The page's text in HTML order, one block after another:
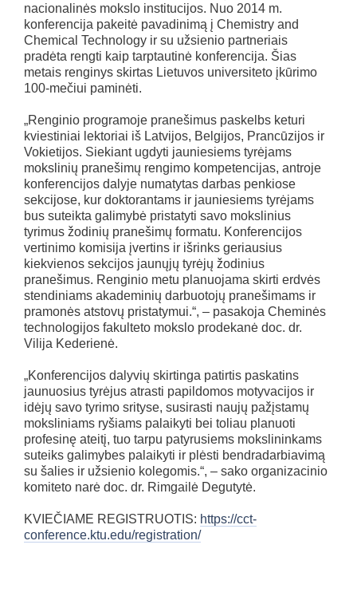
nacionalinės mokslo institucijos. Nuo 2014 m.
konferencija pakeitė pavadinimą į Chemistry and
Chemical Technology ir su užsienio partneriais
pradėta rengti kaip tarptautinė konferencija. Šias
metais renginys skirtas Lietuvos universiteto įkūrimo
100-mečiui paminėti.
„Renginio programoje pranešimus paskelbs keturi
kviestiniai lektoriai iš Latvijos, Belgijos, Prancūzijos ir
Vokietijos. Siekiant ugdyti jauniesiems tyrėjams
mokslinių pranešimų rengimo kompetencijas, antroje
konferencijos dalyje numatytas darbas penkiose
sekcijose, kur doktorantams ir jauniesiems tyrėjams
bus suteikta galimybė pristatyti savo mokslinius
tyrimus žodinių pranešimų formatu. Konferencijos
vertinimo komisija įvertins ir išrinks geriausius
kiekvienos sekcijos jaunųjų tyrėjų žodinius
pranešimus. Renginio metu planuojama skirti erdvės
stendiniams akademinių darbuotojų pranešimams ir
pramonės atstovų pristatymui.“, – pasakoja Cheminės
technologijos fakulteto mokslo prodekanė doc. dr.
Vilija Kederienė.
„Konferencijos dalyvių skirtinga patirtis paskatins
jaunuosius tyrėjus atrasti papildomos motyvacijos ir
idėjų savo tyrimo srityse, susirasti naujų pažįstamų
moksliniams ryšiams palaikyti bei toliau planuoti
profesinę ateitį, tuo tarpu patyrusiems mokslininkams
suteiks galimybes palaikyti ir plėsti bendradarbiavimą
su šalies ir užsienio kolegomis.“, – sako organizacinio
komiteto narė doc. dr. Rimgailė Degutytė.
KVIEČIAME REGISTRUOTIS: https://cct-
conference.ktu.edu/registration/